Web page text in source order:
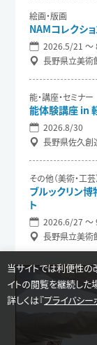
イベント検索
絵画・版画
NAMコレクシ
2026.5/21 〜
長野県立美術
能・講座・セミナー
能体験講座 in
2026.8/30
長野県佐久創
その他（美術・工芸
ブルックリン
ト
2026.6/27 〜
長野県立美術
当サイトでは利便性の
イトの閲覧を継続した
詳しくは『プライバシー